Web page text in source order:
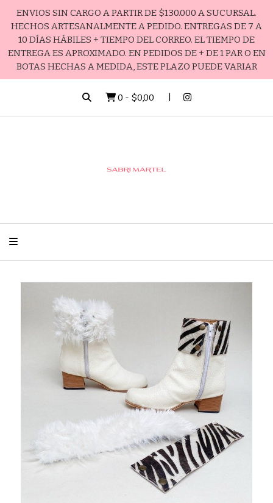
ENVIOS SIN CARGO A PARTIR DE $130.000 A SUCURSAL.
HECHOS ARTESANALMENTE A PEDIDO. ENTREGAS DE 7 A
10 DÍAS HÁBILES + TIEMPO DEL CORREO. EL TIEMPO DE
ENTREGA ES APROXIMADO. EN PEDIDOS DE + DE 1 PAR O EN
BOTAS HECHAS A MEDIDA, ESTE PLAZO PUEDE VARIAR
0 - $0,00